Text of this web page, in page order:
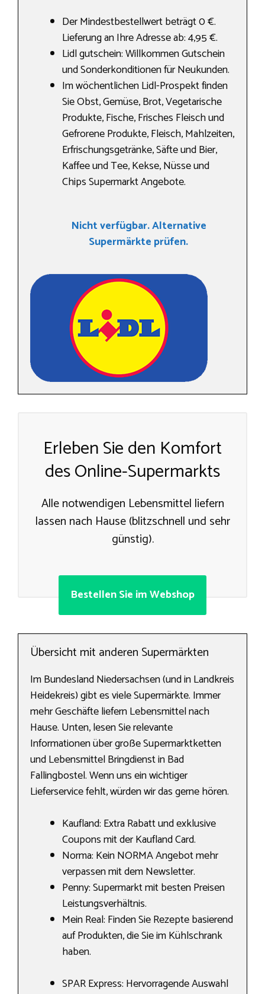
Der Mindestbestellwert beträgt 0 €.
Lieferung an Ihre Adresse ab: 4,95 €.
Lidl gutschein: Willkommen Gutschein
und Sonderkonditionen für Neukunden.
Im wöchentlichen Lidl-Prospekt finden
Sie Obst, Gemüse, Brot, Vegetarische
Produkte, Fische, Frisches Fleisch und
Gefrorene Produkte, Fleisch, Mahlzeiten,
Erfrischungsgetränke, Säfte und Bier,
Kaffee und Tee, Kekse, Nüsse und
Chips Supermarkt Angebote.
Nicht verfügbar. Alternative
Supermärkte prüfen.
Erleben Sie den Komfort
des Online-Supermarkts
Alle notwendigen Lebensmittel liefern
lassen nach Hause (blitzschnell und sehr
günstig).
Bestellen Sie im Webshop
Übersicht mit anderen Supermärkten
Im Bundesland Niedersachsen (und in Landkreis
Heidekreis) gibt es viele Supermärkte. Immer
mehr Geschäfte liefern Lebensmittel nach
Hause. Unten, lesen Sie relevante
Informationen über große Supermarktketten
und Lebensmittel Bringdienst in Bad
Fallingbostel. Wenn uns ein wichtiger
Lieferservice fehlt, würden wir das gerne hören.
Kaufland: Extra Rabatt und exklusive
Coupons mit der Kaufland Card.
Norma: Kein NORMA Angebot mehr
verpassen mit dem Newsletter.
Penny: Supermarkt mit besten Preisen
Leistungsverhältnis.
Mein Real: Finden Sie Rezepte basierend
auf Produkten, die Sie im Kühlschrank
haben.
SPAR Express: Hervorragende Auswahl